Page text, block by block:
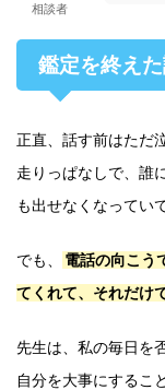
相談者
鑑定を終え
正直、話す前はただ
走りっぱなしで、誰
も出せなくなっていて
でも、
電話の向こう
てくれて、それだけ
先生は、私の毎日を
自分を大事にするこ